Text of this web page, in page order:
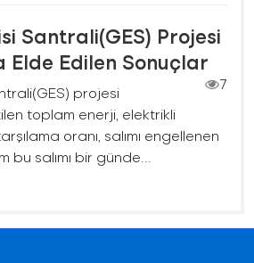
Santrali(GES) Projesi
Elde Edilen Sonuçlar
7
projesi
toplam enerji, elektrikli
oranı, salımı engellenen
bu salımı bir günde...